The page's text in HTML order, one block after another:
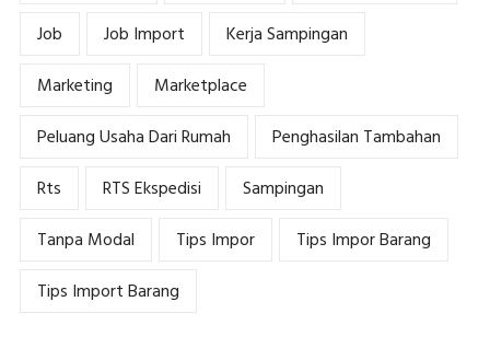
Job
Job Import
Kerja Sampingan
Marketing
Marketplace
Peluang Usaha Dari Rumah
Penghasilan Tambahan
Rts
RTS Ekspedisi
Sampingan
Tanpa Modal
Tips Impor
Tips Impor Barang
Tips Import Barang